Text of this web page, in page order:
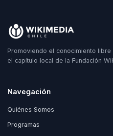
Promoviendo el conocimiento
el capítulo local de la Fundación
Navegación
Quiénes Somos
Programas